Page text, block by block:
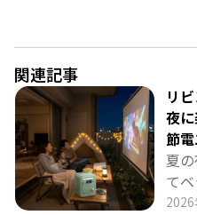
関連記事
リ
夜
節
夏
て
非